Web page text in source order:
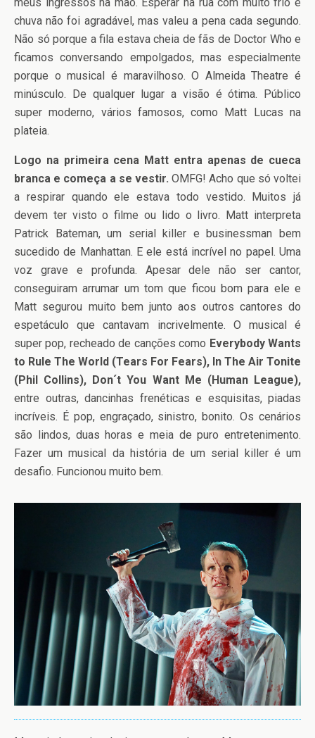
chuva não foi agradável, mas valeu a pena cada segundo.
Não só porque a fila estava cheia de fãs de Doctor Who e
ficamos conversando empolgados, mas especialmente
porque o musical é maravilhoso. O Almeida Theatre é
minúsculo. De qualquer lugar a visão é ótima. Público
super moderno, vários famosos, como Matt Lucas na
plateia.
Logo na primeira cena Matt entra apenas de cueca
branca e começa a se vestir. OMFG! Acho que só voltei
a respirar quando ele estava todo vestido. Muitos já
devem ter visto o filme ou lido o livro. Matt interpreta
Patrick Bateman, um serial killer e businessman bem
sucedido de Manhattan. E ele está incrível no papel. Uma
voz grave e profunda. Apesar dele não ser cantor,
conseguiram arrumar um tom que ficou bom para ele e
Matt segurou muito bem junto aos outros cantores do
espetáculo que cantavam incrivelmente. O musical é
super pop, recheado de canções como Everybody Wants
to Rule The World (Tears For Fears), In The Air Tonite
(Phil Collins), Don´t You Want Me (Human League),
entre outras, dancinhas frenéticas e esquisitas, piadas
incríveis. É pop, engraçado, sinistro, bonito. Os cenários
são lindos, duas horas e meia de puro entretenimento.
Fazer um musical da história de um serial killer é um
desafio. Funcionou muito bem.